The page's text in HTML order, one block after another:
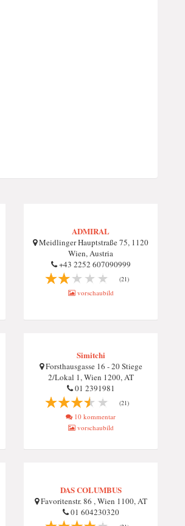
ADMIRAL
Meidlinger Hauptstraße 75, 1120
Wien, Austria
+43 2252 607090999
(21)
vorschaubild
Simitchi
Forsthausgasse 16 - 20 Stiege
2/Lokal 1, Wien 1200, AT
01 2391981
(21)
10 kommentar
vorschaubild
DAS COLUMBUS
Favoritenstr. 86 , Wien 1100, AT
01 604230320